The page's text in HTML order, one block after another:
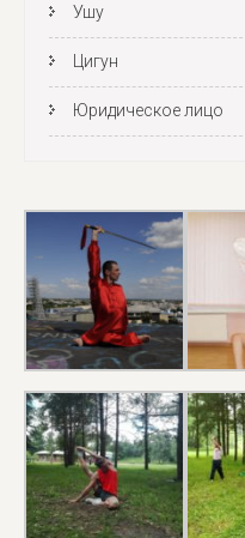
Ушу
Цигун
Юридическое лицо